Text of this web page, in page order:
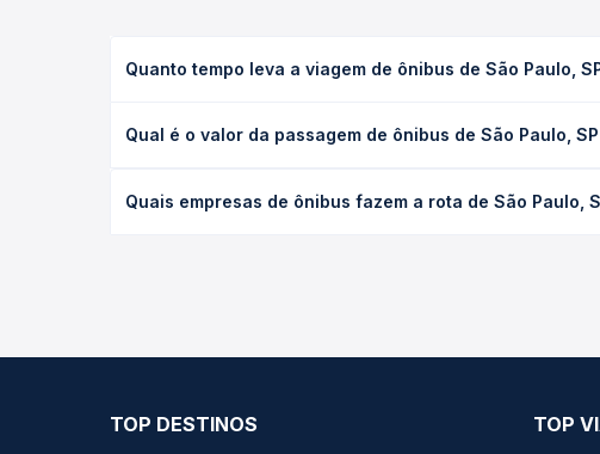
Quanto tempo leva a viagem de ônibus de São Paulo,
executivo ou leito) e as condições de tráfego. Na Quero
Qual é o valor da passagem de ônibus de São Paulo,
poltrona e a antecedência da compra. Na Quero
Quais empresas de ônibus fazem a rota de São Paulo,
TOP DESTINOS TOP